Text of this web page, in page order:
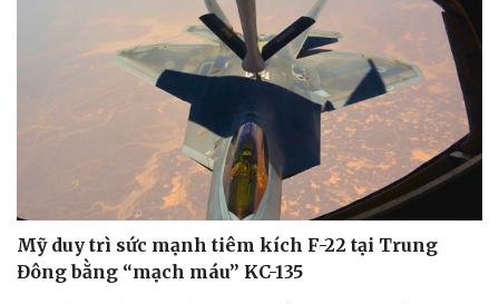
Mỹ duy trì sức mạnh tiêm kích F-22 tại Trung
Đông bằng “mạch máu” KC-135